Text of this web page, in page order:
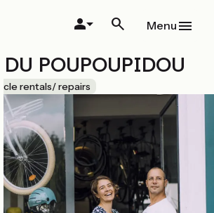
Menu
DU POUPOUPIDOU
rentals/ repairs